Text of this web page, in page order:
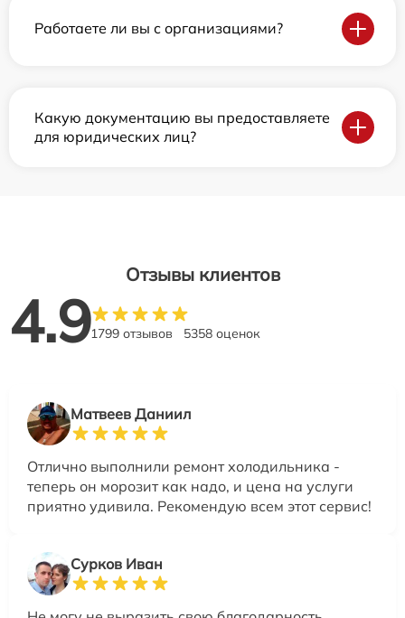
Работаете ли вы с организациями?
Какую документацию вы предоставляете
для юридических лиц?
Отзывы клиентов
4.91799 отзывов 5358 оценок
Матвеев Даниил
Отлично выполнили ремонт холодильника -
теперь он морозит как надо, и цена на услуги
приятно удивила. Рекомендую всем этот сервис!
Сурков Иван